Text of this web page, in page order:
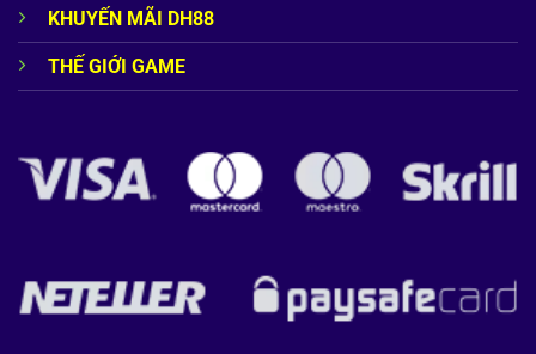
KHUYẾN MÃI DH88
THẾ GIỚI GAME